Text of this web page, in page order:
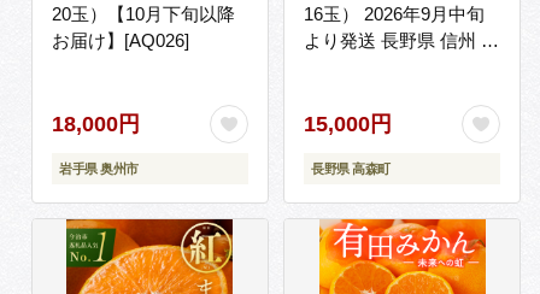
20玉）【10月下旬以降
お届け】[AQ026]
18,000円
岩手県 奥州市
16玉） 2026年9月中旬
より発送 長野県 信州 高
旬の果物 旬の梨 なんす
い ギフト 贈答 JAみな
み信州
15,000円
長野県 高森町